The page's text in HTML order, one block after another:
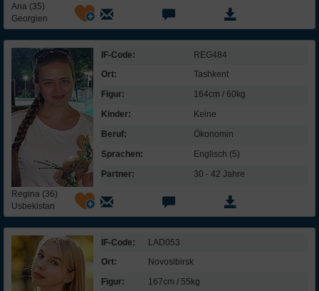
Ana (35)
Georgien
Regina (36)
Usbekistan
IF-Code:
REG484
Ort:
Tashkent
Figur:
164cm / 60kg
Kinder:
Keine
Beruf:
Ökonomin
Sprachen:
Englisch (5)
Partner:
30 - 42 Jahre
IF-Code:
LAD053
Ort:
Novosibirsk
Figur:
167cm / 55kg